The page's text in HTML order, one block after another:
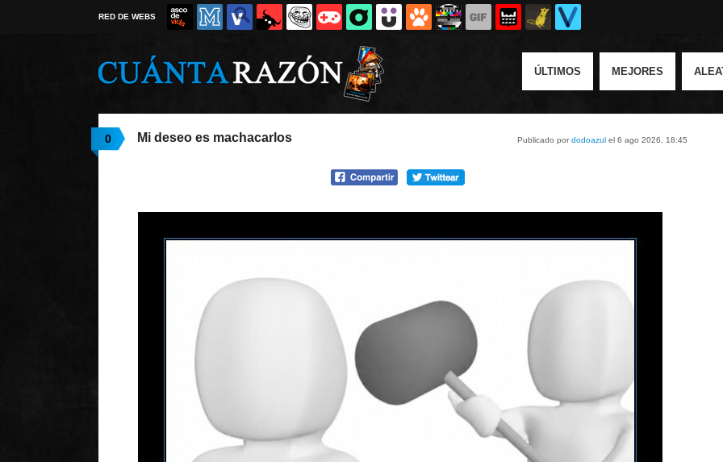
RED DE WEBS
ÚLTIMOS MEJORES
0 Publicado pordodoazul el 6 ago 2026, 18:45
Mi deseo es machacarlos